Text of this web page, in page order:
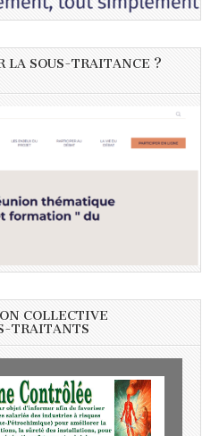
LA SOUS-TRAITANCE ?
COLLECTIVE
TRAITANTS